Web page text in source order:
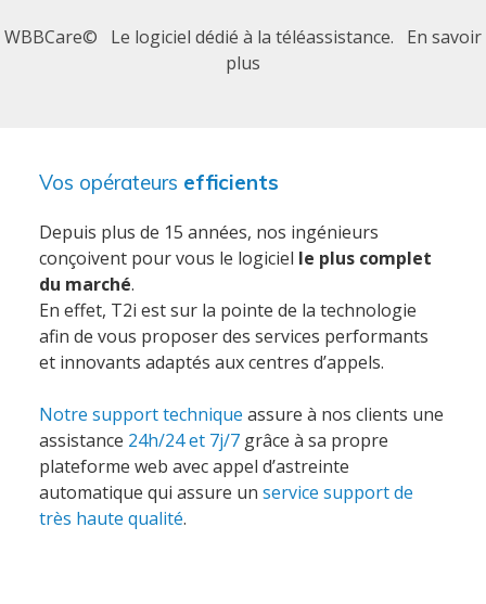
WBBCare© Le logiciel dédié à la téléassistance. En savoir
plus
Vos opérateurs efficients
Depuis plus de 15 années, nos ingénieurs
conçoivent pour vous le logiciel le plus complet
du marché.
En effet, T2i est sur la pointe de la technologie
afin de vous proposer des services performants
et innovants adaptés aux centres d’appels.
Notre support technique assure à nos clients une
assistance 24h/24 et 7j/7grâce à sa propre
plateforme web avec appel d’astreinte
automatique qui assure un service support de
très haute qualité.
Accueil
Société
Notre équipe
Data Center
Nos partenaires
Notre démarche RSE